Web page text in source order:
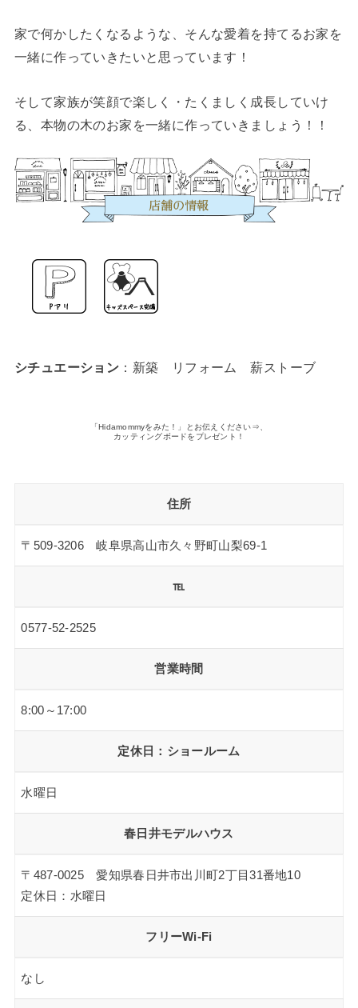
家で何かしたくなるような、そんな愛着を持てるお家を
一緒に作っていきたいと思っています！
そして家族が笑顔で楽しく・たくましく成長していけ
る、本物の木のお家を一緒に作っていきましょう！！
シチュエーション ：新築 リフォーム 薪ストーブ
「Hidamommyをみた！」とお伝えください⇒、
カッティングボードをプレゼント！
住所
〒509-3206 岐阜県高山市久々野町山梨69‐1
℡
0577-52-2525
営業時間
8:00～17:00
定休日：ショールーム
水曜日
春日井モデルハウス
〒487-0025 愛知県春日井市出川町2丁目31番地10
定休日：水曜日
フリーWi-Fi
なし